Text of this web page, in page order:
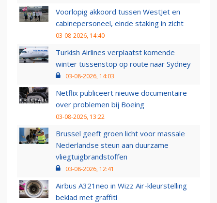
Voorlopig akkoord tussen WestJet en
cabinepersoneel, einde staking in zicht
03-08-2026, 14:40
Turkish Airlines verplaatst komende
winter tussenstop op route naar Sydney
03-08-2026, 14:03
Netflix publiceert nieuwe documentaire
over problemen bij Boeing
03-08-2026, 13:22
Brussel geeft groen licht voor massale
Nederlandse steun aan duurzame
vliegtuigbrandstoffen
03-08-2026, 12:41
Airbus A321neo in Wizz Air-kleurstelling
beklad met graffiti